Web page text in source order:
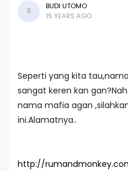
B
BUDI UTOMO
15 YEARS AGO
Seperti yang kita
sangat keren kan
nama mafia agan
ini.Alamatnya..
http://